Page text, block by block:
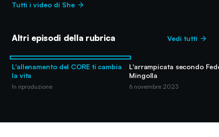
Tutti i video di She
Altri episodi della rubrica Vedi tutti
L'allenamento del CORE ti cambia
la vita
In riproduzione
L'arrampicata secondo
Mingolla
6 novembre 2023